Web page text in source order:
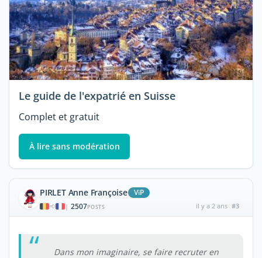
Le guide de l'expatrié en Suisse
Complet et gratuit
À lire sans modération
PIRLET Anne Françoise ViP
| 2507POSTS il y a 2 ans #3
Dans mon imaginaire, se faire recruter en